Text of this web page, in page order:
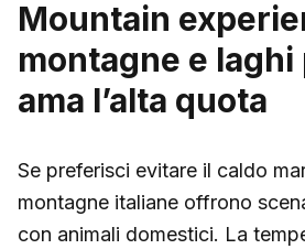
Mountain
montagne e laghi
ama l’alta quota
Se preferisci evitare il caldo
montagne italiane offrono
con animali domestici. La